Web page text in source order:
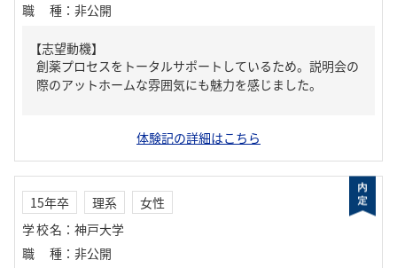
職種 ： 非公開
【志望動機】
創薬プロセスをトータルサポートしているため。説明会の
際のアットホームな雰囲気にも魅力を感じました。
体験記の詳細はこちら
15年卒 理系
女性
学校名 ： 神戸大学
職種 ： 非公開